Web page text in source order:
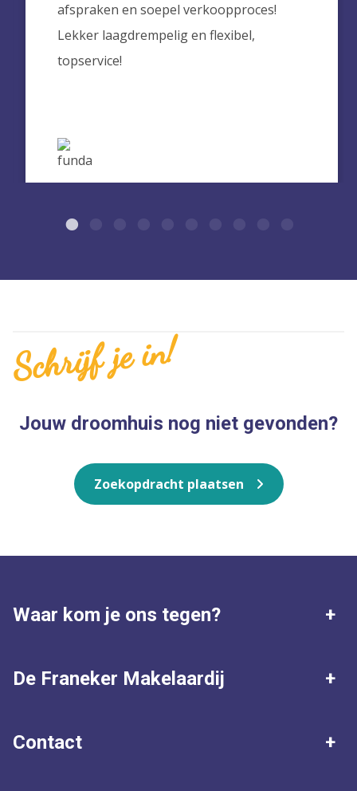
afspraken en soepel verkoopproces!
Lekker laagdrempelig en flexibel,
topservice!
Jouw droomhuis nog niet gevonden?
Schrijf je in!
Zoekopdracht plaatsen
Waar kom je ons tegen?
Ried
De Franeker Makelaardij
Contact